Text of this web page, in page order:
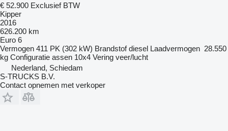
€ 52.900 Exclusief BTW
Kipper
2016
626.200 km
Euro 6
Vermogen 411 PK (302 kW) Brandstof diesel Laadvermogen 28.550
kg Configuratie assen 10x4 Vering veer/lucht
Nederland, Schiedam
S-TRUCKS B.V.
Contact opnemen met verkoper